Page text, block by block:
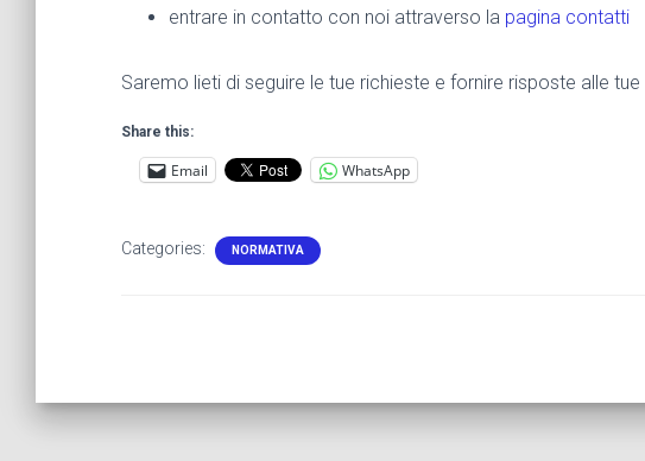
entrare in contatto con noi attraverso la pagina contatti
Saremo lieti di seguire le tue richieste e fornire risposte alle
Share this:
Email WhatsApp
Categories: NORMATIVA